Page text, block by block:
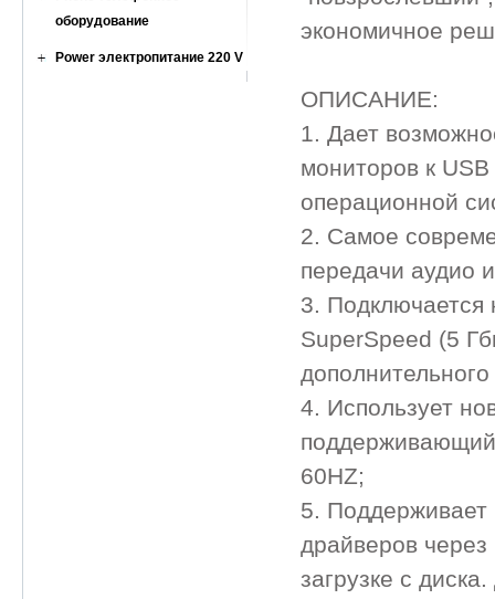
оборудование
Power электропитание 220 V
экономичное
ОПИСАНИЕ:
1. Дает
мониторов к
операционной
2. Самое
передачи аудио
3. Подключается
SuperSpeed (5
4. Использует
60HZ;
5.
драйверов
загрузке с